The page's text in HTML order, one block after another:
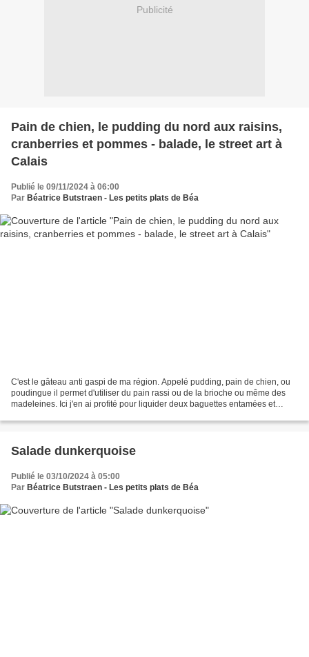
Publicité
Pain de chien, le pudding du nord aux raisins,
cranberries et pommes - balade, le street art à
Calais
Publié le 09/11/2024 à 06:00
Par Béatrice Butstraen - Les petits plats de Béa
C'est le gâteau anti gaspi de ma région. Appelé pudding, pain de chien, ou
poudingue il permet d'utiliser du pain rassi ou de la brioche ou même des
madeleines. Ici j'en ai profité pour liquider deux baguettes entamées et
Salade dunkerquoise
Publié le 03/10/2024 à 05:00
Par Béatrice Butstraen - Les petits plats de Béa